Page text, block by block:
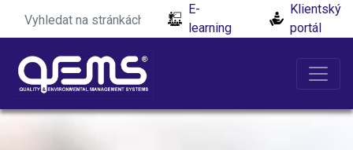
E-
learning
Klientský
portál